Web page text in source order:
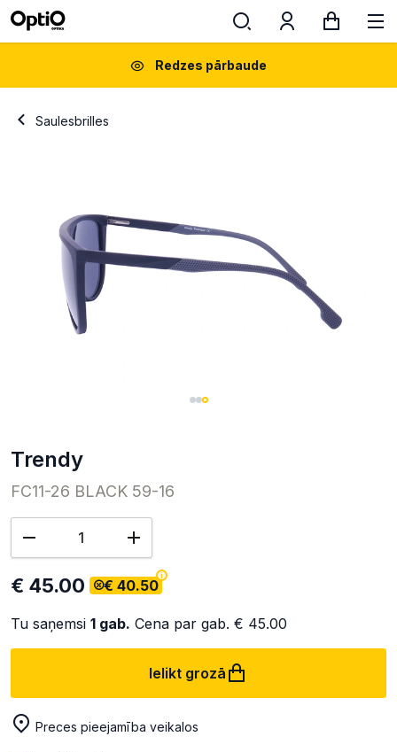
Redzes pārbaude
Saulesbrilles
trendy
FC11-26 BLACK 59-16
€ 45.00 € 40.50
Tu saņemsi 1 gab. Cena par gab. € 45.00
Ielikt grozā
Preces pieejamība veikalos